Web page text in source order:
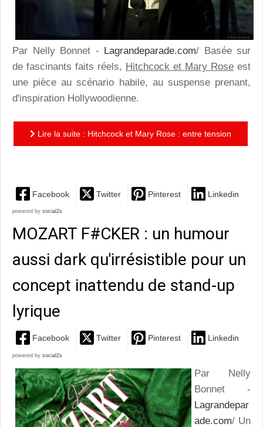
Par Nelly Bonnet - Lagrandeparade.com/ Basée sur
de fascinants faits réels, Hitchcock et Mary Rose est
une pièce au scénario habile, au suspense prenant,
d'inspiration Hollywoodienne.
Lire la suite : Hitchcock et Mary Rose : entre tension
Facebook Twitter Pinterest Linkedin
powered by social2s
MOZART F#CKER : un humour
aussi dark qu'irrésistible pour un
concept inattendu de stand-up
lyrique
Facebook Twitter Pinterest Linkedin
powered by social2s
Par Nelly
Bonnet -
Lagrandepar
ade.com/ Un